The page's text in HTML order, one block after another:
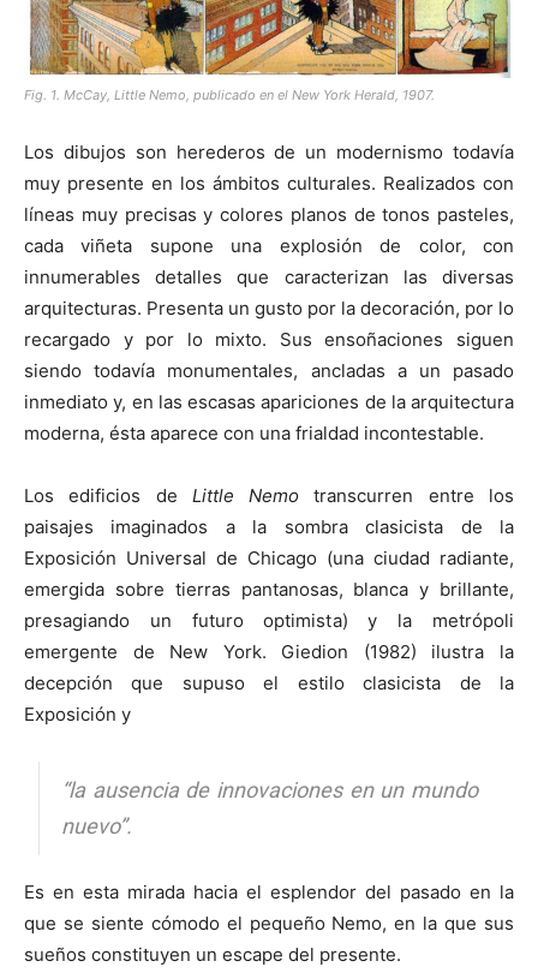
Fig. 1. McCay, Little Nemo, publicado en el New York Herald, 1907.
Los dibujos son herederos de un modernismo todavía
muy presente en los ámbitos culturales. Realizados con
líneas muy precisas y colores planos de tonos pasteles,
cada viñeta supone una explosión de color, con
innumerables detalles que caracterizan las diversas
arquitecturas. Presenta un gusto por la decoración, por lo
recargado y por lo mixto. Sus ensoñaciones siguen
siendo todavía monumentales, ancladas a un pasado
inmediato y, en las escasas apariciones de la arquitectura
moderna, ésta aparece con una frialdad incontestable.
Los edificios de Little Nemo transcurren entre los
paisajes imaginados a la sombra clasicista de la
Exposición Universal de Chicago (una ciudad radiante,
emergida sobre tierras pantanosas, blanca y brillante,
presagiando un futuro optimista) y la metrópoli
emergente de New York. Giedion (1982) ilustra la
decepción que supuso el estilo clasicista de la
Exposición y
“la ausencia de innovaciones en un mundo
nuevo”.
Es en esta mirada hacia el esplendor del pasado en la
que se siente cómodo el pequeño Nemo, en la que sus
sueños constituyen un escape del presente.